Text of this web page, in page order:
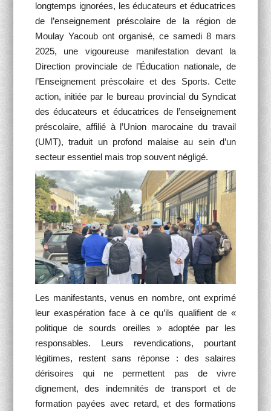
longtemps ignorées, les éducateurs et éducatrices
de l’enseignement préscolaire de la région de
Moulay Yacoub ont organisé, ce samedi 8 mars
2025, une vigoureuse manifestation devant la
Direction provinciale de l’Éducation nationale, de
l’Enseignement préscolaire et des Sports. Cette
action, initiée par le bureau provincial du Syndicat
des éducateurs et éducatrices de l’enseignement
préscolaire, affilié à l’Union marocaine du travail
(UMT), traduit un profond malaise au sein d’un
secteur essentiel mais trop souvent négligé.
Les manifestants, venus en nombre, ont exprimé
leur exaspération face à ce qu’ils qualifient de «
politique de sourds oreilles » adoptée par les
responsables. Leurs revendications, pourtant
légitimes, restent sans réponse : des salaires
dérisoires qui ne permettent pas de vivre
dignement, des indemnités de transport et de
formation payées avec retard, et des formations